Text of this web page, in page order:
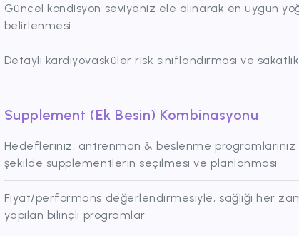
Güncel kondisyon seviyeniz ele alınarak en uygun
belirlenmesi
Detaylı kardiyovasküler risk sınıflandırması ve
Supplement (Ek Besin) Kombinasyonu
Hedefleriniz, antrenman & beslenme
şekilde supplementlerin seçilmesi ve planlanması
Fiyat/performans değerlendirmesiyle, sağlığı her
yapılan bilinçli programlar